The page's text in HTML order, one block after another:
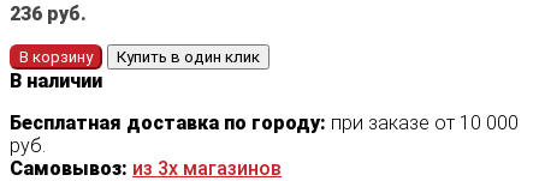
236 руб.
В корзину Купить в один клик
В наличии
Бесплатная доставка по городу: при заказе от 10 000
руб.
Самовывоз: из 3х магазинов